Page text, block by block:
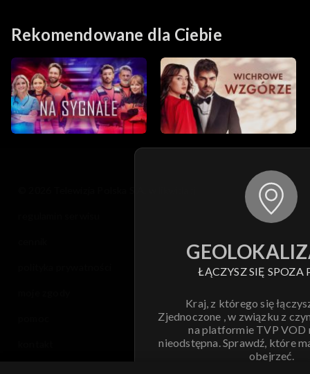
Rekomendowane dla Ciebie
ŁĄCZYSZ SIĘ SPOZA
Kraj, z którego się
Zjednoczone , w związku z
na platformie TVP VOD
nieodstępna. Sprawdź, które
obejrzeć.